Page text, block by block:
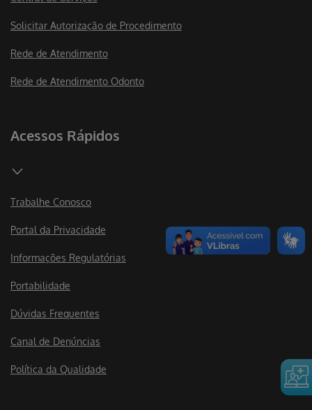
Solicitar Autorização de Procedimento
Rede de Atendimento
Rede de Atendimento Odonto
Acessos Rápidos
Trabalhe Conosco
Portal da Privacidade
Informações Regulatórias
Portabilidade
Dúvidas Frequentes
Canal de Denúncias
Política da Qualidade